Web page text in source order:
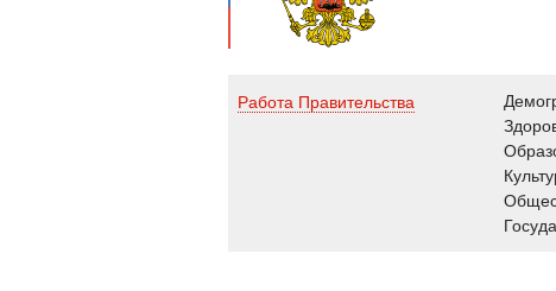
Работа Правительства